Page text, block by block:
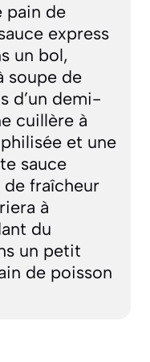
pain de
express
un bol,
soupe de
d’un demi-
cuillère à
et une
sauce
fraîcheur
à
du
un petit
de poisson